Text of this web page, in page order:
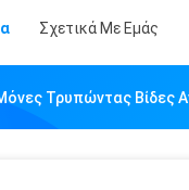
Σχετικά Με Εμάς
Τρυπώντας Βίδες